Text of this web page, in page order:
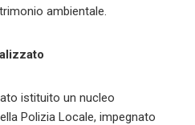
ambientale.
istituito un nucleo
Polizia Locale, impegnato